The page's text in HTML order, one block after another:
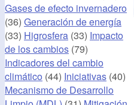
Gases de efecto invernadero
(36) Generación de energía
(33) Higrosfera (33) Impacto
de los cambios (79)
Indicadores del cambio
climático (44) Iniciativas (40)
Mecanismo de Desarrollo